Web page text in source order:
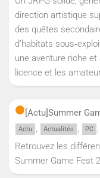
direction artistique
des quêtes
d’habitats
une aventure riche
licence et les
[Actu]Summer
Actu , Actualités , PC ,
Retrouvez les
Summer Game Fest